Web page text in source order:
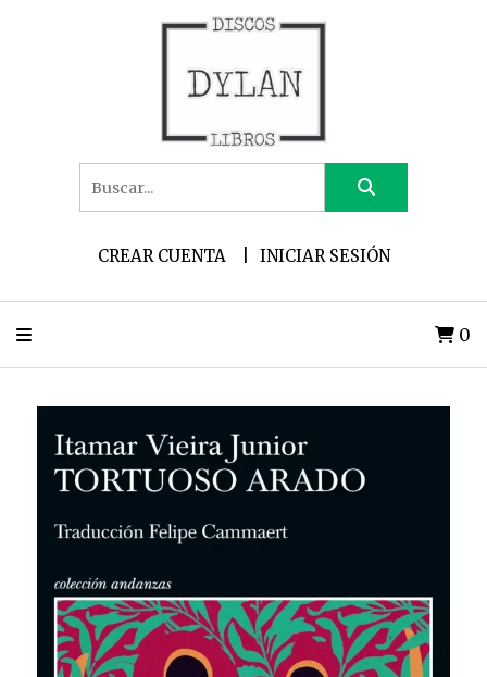
CREAR CUENTA INICIAR SESIÓN
0